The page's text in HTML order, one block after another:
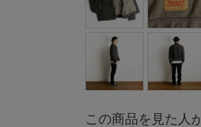
この商品を見た人